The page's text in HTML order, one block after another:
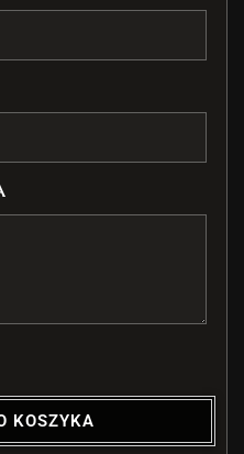
KOSZYKA